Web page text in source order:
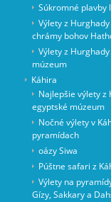
Súkromné ​​plavby
Výlety z
chrámy bohov
Výlety z
múzeum
Káhira
Najlepšie výlety z
egyptské múzeum
Nočné výlety v
pyramídach
oázy Siwa
Púštne safari z
Výlety na
Gízy, Sakkary a